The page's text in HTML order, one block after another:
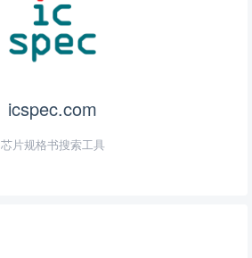
icspec.com
芯片规格书搜索工具